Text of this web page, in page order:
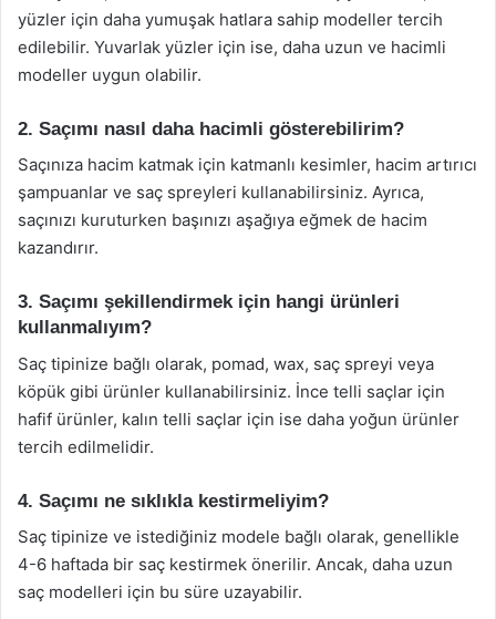
yüzler için daha yumuşak hatlara sahip modeller tercih
edilebilir. Yuvarlak yüzler için ise, daha uzun ve hacimli
modeller uygun olabilir.
2. Saçımı nasıl daha hacimli gösterebilirim?
Saçınıza hacim katmak için katmanlı kesimler, hacim artırıcı
şampuanlar ve saç spreyleri kullanabilirsiniz. Ayrıca,
saçınızı kuruturken başınızı aşağıya eğmek de hacim
kazandırır.
3. Saçımı şekillendirmek için hangi ürünleri
kullanmalıyım?
Saç tipinize bağlı olarak, pomad, wax, saç spreyi veya
köpük gibi ürünler kullanabilirsiniz. İnce telli saçlar için
hafif ürünler, kalın telli saçlar için ise daha yoğun ürünler
tercih edilmelidir.
4. Saçımı ne sıklıkla kestirmeliyim?
Saç tipinize ve istediğiniz modele bağlı olarak, genellikle
4-6 haftada bir saç kestirmek önerilir. Ancak, daha uzun
saç modelleri için bu süre uzayabilir.